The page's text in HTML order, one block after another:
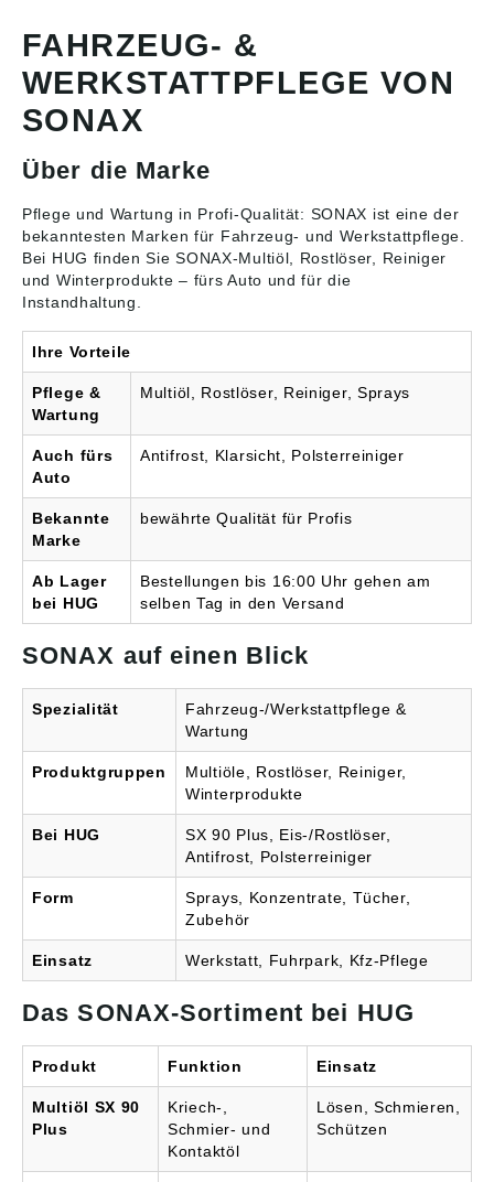
empfindlichen
Scheinwerferstreuscheib
en • Auch für
hochwertige Xenon-
Scheinwerfer und
Kunststoffstreuscheiben
bestens geeignet • Dank
mit Leitungswasser aller
Härtegrade •
Fächerdüsentauglich •
Mit frischem Citrusduft •
Ergibt 11 Liter
Reinigungsflüssigkeit
Signalwort: Achtung
Gefahrenhinweise:
H317: Kann allergische
Hautreaktionen
verursachen Angaben
Produktsicherheitsveror
dnung ((EU) 2023/998):
SONAX GmbH,
86633 Neuburg, DE,
info@sonax.de
zu verarbeiten Angaben
gemäß
info@sonax.de
FAHRZEUG- &
WERKSTATTPFLEGE VON
SONAX
Über die Marke
Pflege und Wartung in Profi-Qualität: SONAX ist eine der
bekanntesten Marken für Fahrzeug- und Werkstattpflege
Bei HUG finden Sie SONAX-Multiöl, Rostlöser, Reiniger
und Winterprodukte – fürs Auto und für die
Instandhaltung.
Ihre Vorteile
Pflege &
Wartung
Multiöl, Rostlöser, Reiniger, Sprays
Auch fürs
Auto
Antifrost, Klarsicht, Polsterreiniger
Bekannte
Marke
bewährte Qualität für Profis
Ab Lager
bei HUG
Bestellungen bis 16:00 Uhr gehen am
selben Tag in den Versand
SONAX auf einen Blick
Spezialität
Fahrzeug-/Werkstattpflege &
Wartung
Produktgruppen
Multiöle, Rostlöser, Reiniger,
Winterprodukte
Bei HUG
SX 90 Plus, Eis-/Rostlöser,
Antifrost, Polsterreiniger
Form
Sprays, Konzentrate, Tücher,
Zubehör
Einsatz Werkstatt, Fuhrpark, Kfz-Pflege
Das SONAX-Sortiment bei HUG
Produkt Funktion Einsatz
Multiöl SX 90
Plus
Kriech-,
Schmier- und
Kontaktöl
Lösen, Schmieren,
Schützen